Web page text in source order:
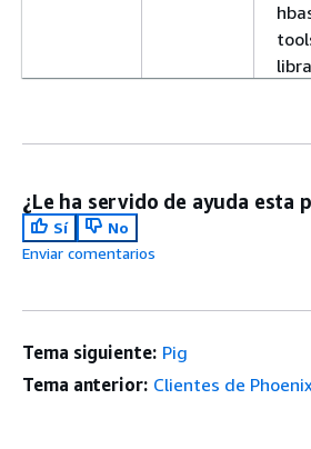
emr-
7.11.0
5.2.1
¿Le ha servido de ayuda esta
Sí
No
Enviar comentarios
Tema siguiente: Pig
Tema anterior: Clientes de